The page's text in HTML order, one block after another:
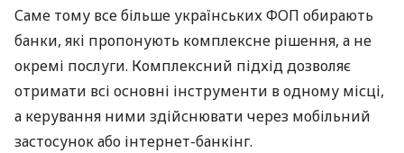
Саме тому все більше українських ФОП обирають
банки, які пропонують комплексне рішення, а не
окремі послуги. Комплексний підхід дозволяє
отримати всі основні інструменти в одному місці,
а керування ними здійснювати через мобільний
застосунок або інтернет-банкінг.